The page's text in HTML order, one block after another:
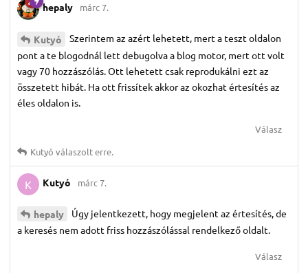
hepaly márc 7.
Kutyó
Szerintem az azért lehetett, mert a teszt oldalon
pont a te blogodnál lett debugolva a blog motor, mert ott volt
vagy 70 hozzászólás. Ott lehetett csak reprodukálni ezt az
összetett hibát. Ha ott frissítek akkor az okozhat értesítés az
éles oldalon is.
Válasz
Kutyó válaszolt erre.
K Kutyó márc 7.
hepaly
Úgy jelentkezett, hogy megjelent az értesítés, de
a keresés nem adott friss hozzászólással rendelkező oldalt.
Válasz